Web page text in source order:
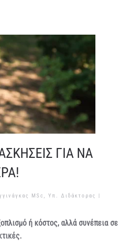
ΓΙΑ ΝΑ
MSc, Υπ. Διδάκτορας |
ή κόστος, αλλά συνέπεια σε